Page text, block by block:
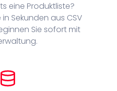
eine Produktliste?
Sekunden aus CSV
Sie sofort mit